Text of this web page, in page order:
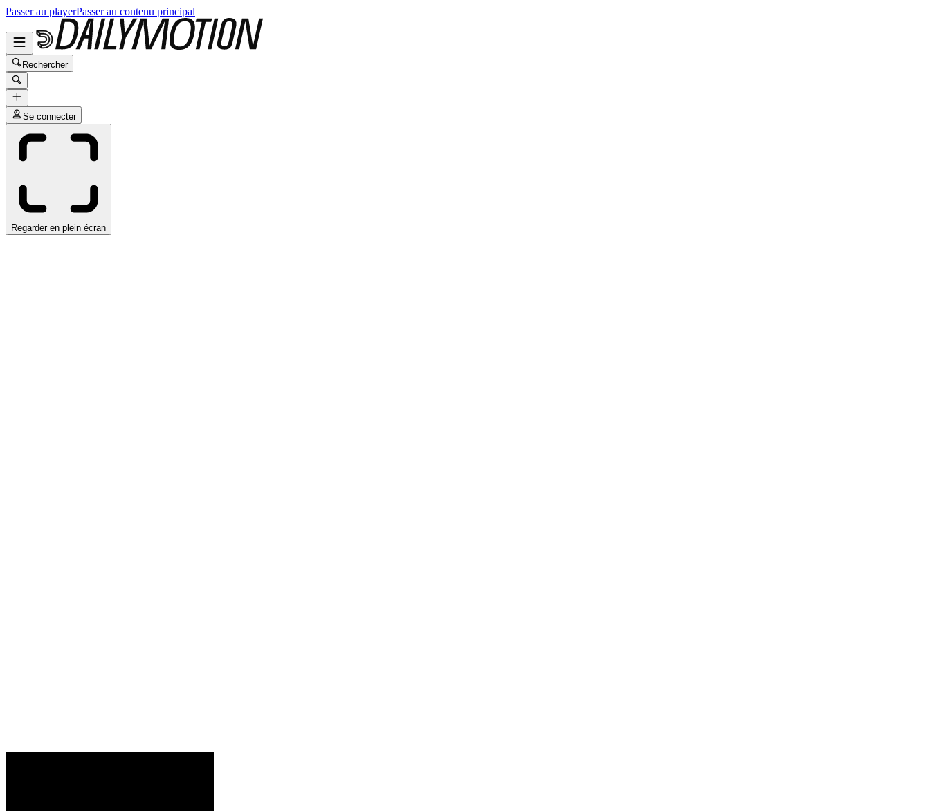
Passer au playerPasser au contenu principal
Rechercher
Se connecter
Regarder en plein écran